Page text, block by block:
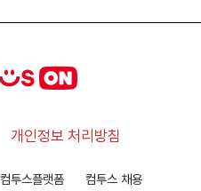
개인정보 처리방침
컴투스플랫폼 컴투스 채용